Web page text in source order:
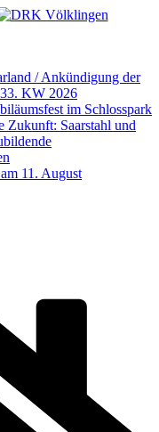
/ Ankündigung der
KW 2026
im Schlosspark
Zukunft: Saarstahl und
11. August